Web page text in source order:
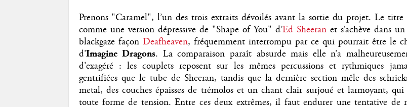
Prenons "Caramel", l’un des trois extraits dévoilés avant la sortie du projet. Le titre
comme une version dépressive de "Shape of You" d’Ed Sheeranet s’achève dans
blackgaze façon Deafheaven, fréquemment interrompu par ce qui pourrait être le
d’Imagine Dragons. La comparaison paraît absurde mais elle n’a
d'exagéré : les couplets reposent sur les mêmes percussions et rythmiques
gentrifiées que le tube de Sheeran, tandis que la dernière section mêle des
metal, des couches épaisses de trémolos et un chant clair surjoué et larmoyant, qui
toute forme de tension. Entre ces deux extrêmes, il faut endurer une tentative de